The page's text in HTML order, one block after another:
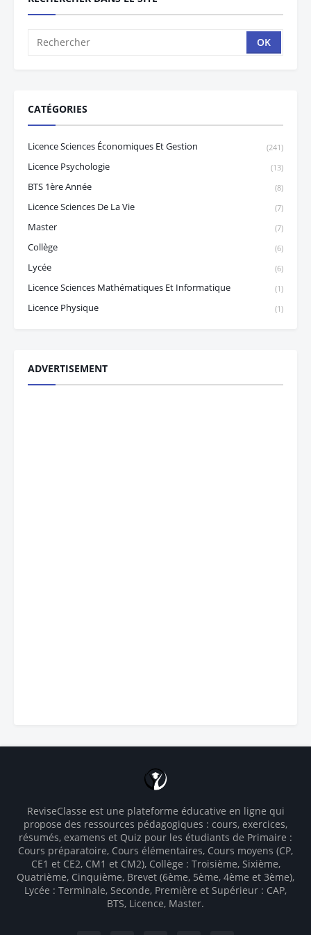
CATÉGORIES
Licence Sciences Économiques Et Gestion (241)
Licence Psychologie (13)
BTS 1ère Année (8)
Licence Sciences De La Vie (7)
Master (7)
Collège (6)
Lycée (6)
Licence Sciences Mathématiques Et Informatique (1)
Licence Physique (1)
ADVERTISEMENT
ReviseClasse est une plateforme éducative en ligne qui
propose des ressources pédagogiques : cours, exercices,
résumés, examens et Quiz pour les étudiants de Primaire :
Cours préparatoire, Cours élémentaires, Cours moyens (CP,
CE1 et CE2, CM1 et CM2), Collège : Troisième, Sixième,
Quatrième, Cinquième, Brevet (6ème, 5ème, 4ème et 3ème),
Lycée : Terminale, Seconde, Première et Supérieur : CAP,
BTS, Licence, Master.